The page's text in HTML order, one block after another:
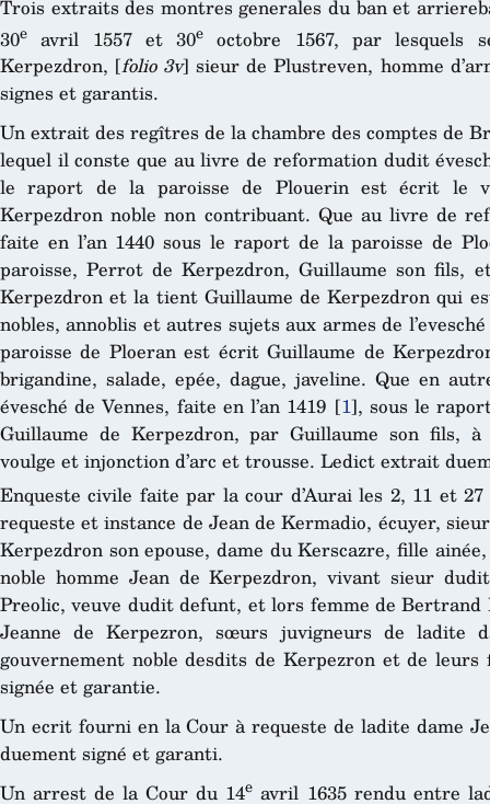
Trois extraits des montres generales du ban et
30e avril 1557 et 30e octobre 1567, par lesquels
Kerpezdron, [folio 3v] sieur de Plustreven, homme
signes et garantis.
Un extrait des regîtres de la chambre des comptes de
lequel il conste que au livre de reformation dudit
le raport de la paroisse de Plouerin est écrit le
Kerpezdron noble non contribuant. Que au livre de
faite en l’an 1440 sous le raport de la paroisse de
paroisse, Perrot de Kerpezdron, Guillaume son fils,
Kerpezdron et la tient Guillaume de Kerpezdron qui
nobles, annoblis et autres sujets aux armes de
paroisse de Ploeran est écrit Guillaume de
brigandine, salade, epée, dague, javeline. Que en
évesché de Vennes, faite en l’an 1419 [1], sous le
Guillaume de Kerpezdron, par Guillaume son fils, à
voulge et injonction d’arc et trousse. Ledict extrait
Enqueste civile faite par la cour d’Aurai les 2, 11 et
requeste et instance de Jean de Kermadio, écuyer,
Kerpezdron son epouse, dame du Kerscazre, fille
noble homme Jean de Kerpezdron, vivant sieur
Preolic, veuve dudit defunt, et lors femme de
Jeanne de Kerpezron, sœurs juvigneurs de ladite
gouvernement noble desdits de Kerpezron et de
signée et garantie.
Un ecrit fourni en la Cour à requeste de ladite dame
duement signé et garanti.
Un arrest de la Cour du 14e avril 1635 rendu entre